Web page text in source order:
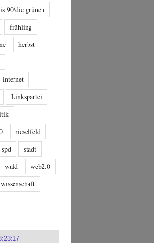
90/die grünen
frühling
herbst
internet
Linkspartei
rieselfeld
spd
stadt
wald
web2.0
wissenschaft